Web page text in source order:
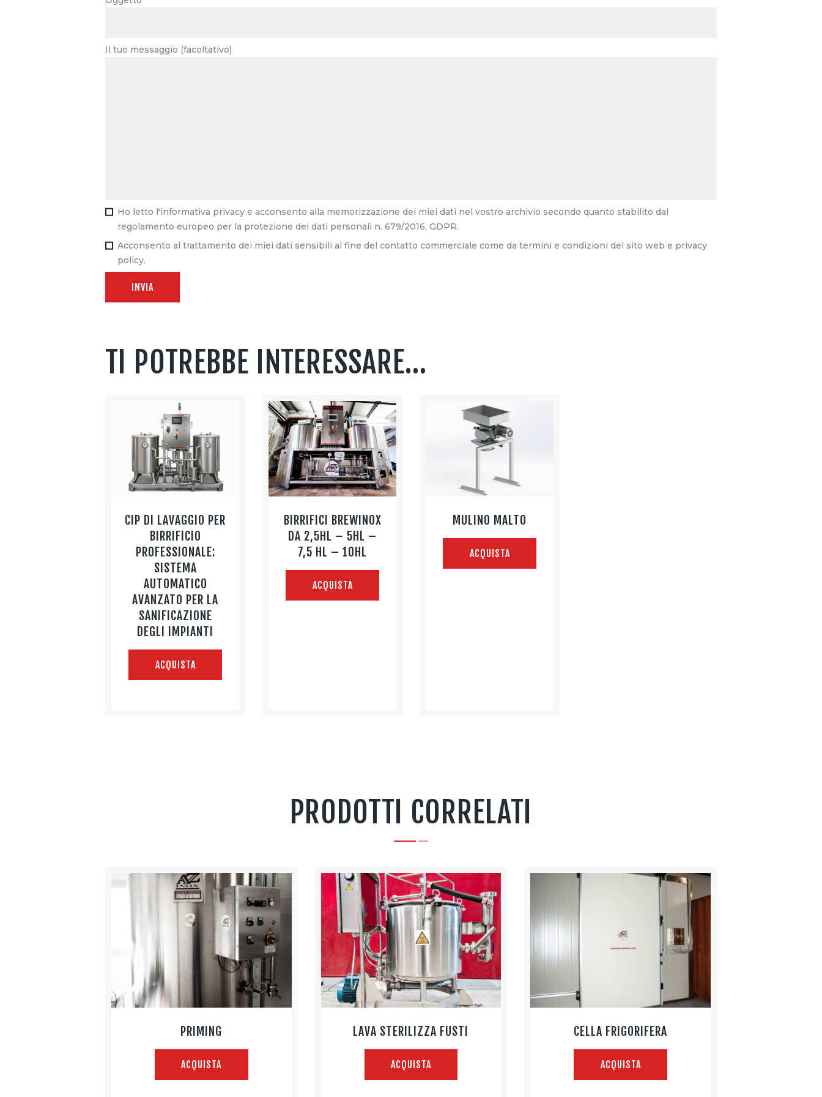
Il tuo messaggio (facoltativo)
Ho letto l'informativa privacy e acconsento alla memorizzazione dei miei dati nel vostro archivio secondo quanto stabilito dal
regolamento europeo per la protezione dei dati personali n. 679/2016, GDPR.
Acconsento al trattamento dei miei dati sensibili al fine del contatto commerciale come da termini e condizioni del sito web e privacy
policy.
TI POTREBBE INTERESSARE…
CIP DI LAVAGGIO PER
BIRRIFICIO
PROFESSIONALE:
SISTEMA
AUTOMATICO
AVANZATO PER LA
SANIFICAZIONE
DEGLI IMPIANTI
ACQUISTA
BIRRIFICI BREWINOX
DA 2,5HL – 5HL –
7,5 HL – 10HL
ACQUISTA
MULINO MALTO
ACQUISTA
PRODOTTI CORRELATI
PRIMING
ACQUISTA
LAVA STERILIZZA FUSTI
ACQUISTA
CELLA FRIGORIFERA
ACQUISTA